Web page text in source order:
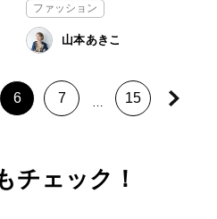
ファッション
山本あきこ
6 7 … 15
チェック！